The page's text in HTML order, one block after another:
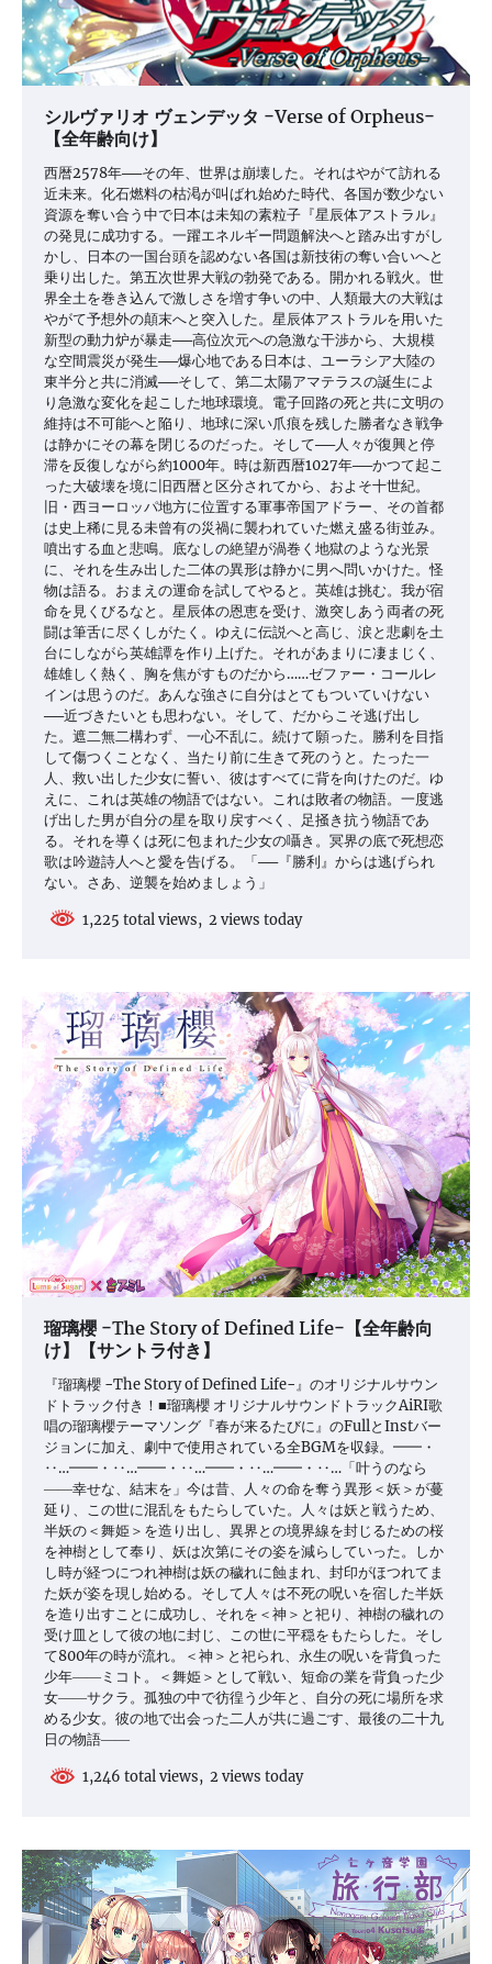
シルヴァリオ ヴェンデッタ −Verse of Orpheus−
【全年齢向け】
西暦2578年──その年、世界は崩壊した。それはやがて訪れる
近未来。化石燃料の枯渇が叫ばれ始めた時代、各国が数少ない
資源を奪い合う中で日本は未知の素粒子『星辰体アストラル』
の発見に成功する。一躍エネルギー問題解決へと踏み出すがし
かし、日本の一国台頭を認めない各国は新技術の奪い合いへと
乗り出した。第五次世界大戦の勃発である。開かれる戦火。世
界全土を巻き込んで激しさを増す争いの中、人類最大の大戦は
やがて予想外の顛末へと突入した。星辰体アストラルを用いた
新型の動力炉が暴走──高位次元への急激な干渉から、大規模
な空間震災が発生──爆心地である日本は、ユーラシア大陸の
東半分と共に消滅──そして、第二太陽アマテラスの誕生によ
り急激な変化を起こした地球環境。電子回路の死と共に文明の
維持は不可能へと陥り、地球に深い爪痕を残した勝者なき戦争
は静かにその幕を閉じるのだった。そして──人々が復興と停
滞を反復しながら約1000年。時は新西暦1027年──かつて起こ
った大破壊を境に旧西暦と区分されてから、およそ十世紀。
旧・西ヨーロッパ地方に位置する軍事帝国アドラー、その首都
は史上稀に見る未曾有の災禍に襲われていた燃え盛る街並み。
噴出する血と悲鳴。底なしの絶望が渦巻く地獄のような光景
に、それを生み出した二体の異形は静かに男へ問いかけた。怪
物は語る。おまえの運命を試してやると。英雄は挑む。我が宿
命を見くびるなと。星辰体の恩恵を受け、激突しあう両者の死
闘は筆舌に尽くしがたく。ゆえに伝説へと高じ、涙と悲劇を土
台にしながら英雄譚を作り上げた。それがあまりに凄まじく、
雄雄しく熱く、胸を焦がすものだから……ゼファー・コールレ
インは思うのだ。あんな強さに自分はとてもついていけない
──近づきたいとも思わない。そして、だからこそ逃げ出し
た。遮二無二構わず、一心不乱に。続けて願った。勝利を目指
して傷つくことなく、当たり前に生きて死のうと。たった一
人、救い出した少女に誓い、彼はすべてに背を向けたのだ。ゆ
えに、これは英雄の物語ではない。これは敗者の物語。一度逃
げ出した男が自分の星を取り戻すべく、足掻き抗う物語であ
る。それを導くは死に包まれた少女の囁き。冥界の底で死想恋
歌は吟遊詩人へと愛を告げる。「──『勝利』からは逃げられ
ない。さあ、逆襲を始めましょう」
1,225 total views, 2 views today
瑠璃櫻 −The Story of Defined Life−【全年齢向
け】【サントラ付き】
『瑠璃櫻 −The Story of Defined Life−』のオリジナルサウン
ドトラック付き！■瑠璃櫻 オリジナルサウンドトラックAiRI歌
唱の瑠璃櫻テーマソング『春が来るたびに』のFullとInstバー
ジョンに加え、劇中で使用されている全BGMを収録。━━・
‥…━━・‥…━━・‥…━━・‥…━━・‥…「叶うのなら
――幸せな、結末を」今は昔、人々の命を奪う異形＜妖＞が蔓
延り、この世に混乱をもたらしていた。人々は妖と戦うため、
半妖の＜舞姫＞を造り出し、異界との境界線を封じるための桜
を神樹として奉り、妖は次第にその姿を減らしていった。しか
し時が経つにつれ神樹は妖の穢れに蝕まれ、封印がほつれてま
た妖が姿を現し始める。そして人々は不死の呪いを宿した半妖
を造り出すことに成功し、それを＜神＞と祀り、神樹の穢れの
受け皿として彼の地に封じ、この世に平穏をもたらした。そし
て800年の時が流れ。＜神＞と祀られ、永生の呪いを背負った
少年――ミコト。＜舞姫＞として戦い、短命の業を背負った少
女――サクラ。孤独の中で彷徨う少年と、自分の死に場所を求
める少女。彼の地で出会った二人が共に過ごす、最後の二十九
日の物語――
1,246 total views, 2 views today